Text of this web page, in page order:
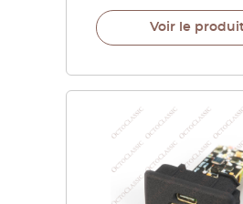
Voir le